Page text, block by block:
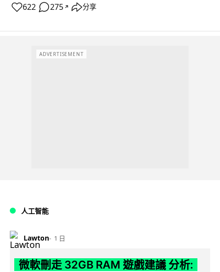
622 275 ↗ 分享
ADVERTISEMENT
人工智能
Lawton 1 日
微軟刪走 32GB RAM 遊戲建議 分析: